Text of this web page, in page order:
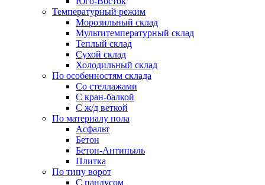
Температурный режим
Морозильный склад
Мультитемпературный склад
Теплый склад
Сухой склад
Холодильный склад
По особенностям склада
Со стеллажами
С кран-балкой
С ж/д веткой
По материалу пола
Асфальт
Бетон
Бетон-Антипыль
Плитка
По типу ворот
С пандусом